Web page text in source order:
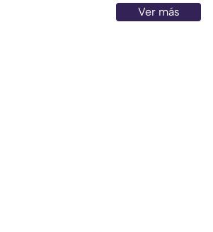
Ver más